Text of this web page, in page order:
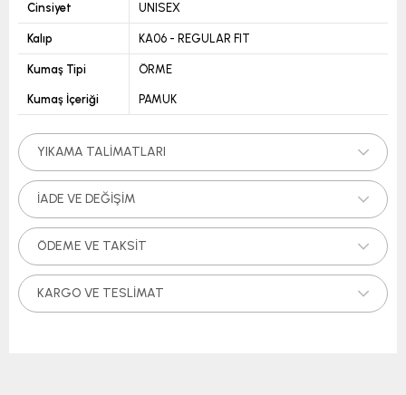
Cinsiyet UNISEX
Kalıp KA06 - REGULAR FIT
Kumaş Tipi ÖRME
Kumaş İçeriği PAMUK
YIKAMA TALIMATLARI
İADE VE DEĞIŞIM
ÖDEME VE TAKSIT
KARGO VE TESLIMAT